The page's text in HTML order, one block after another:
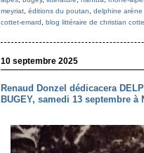
meyriat, éditions du poutan delphine
cottet-emard
blog littéraire de christian
10 septembre 2025
Renaud Donzel dédicacera
BUGEY, samedi 13 septembre à